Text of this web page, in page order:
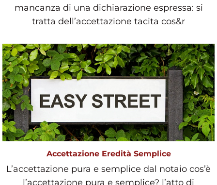
mancanza di una dichiarazione espressa: si
tratta dell’accettazione tacita cos&r
Accettazione Eredità Semplice
L’accettazione pura e semplice dal notaio cos’è
l’accettazione pura e semplice? l’atto di